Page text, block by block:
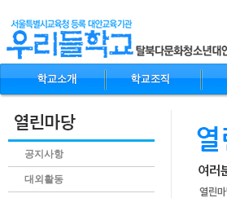
공지사항
대외활동